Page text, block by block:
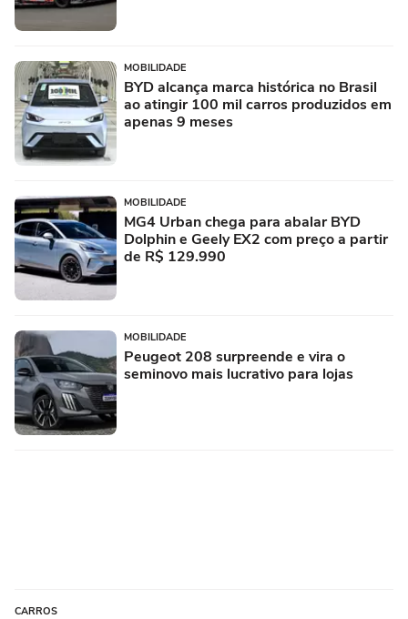
MOBILIDADE
BYD alcança marca histórica no Brasil
ao atingir 100 mil carros produzidos em
apenas 9 meses
MOBILIDADE
MG4 Urban chega para abalar BYD
Dolphin e Geely EX2 com preço a partir
de R$ 129.990
MOBILIDADE
Peugeot 208 surpreende e vira o
seminovo mais lucrativo para lojas
CARROS